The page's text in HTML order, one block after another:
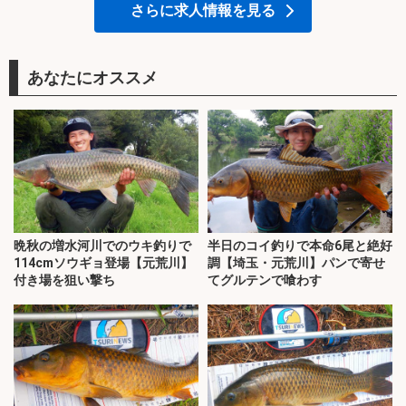
さらに求人情報を見る
あなたにオススメ
晩秋の増水河川でのウキ釣りで
114cmソウギョ登場【元荒川】
付き場を狙い撃ち
半日のコイ釣りで本命6尾と絶好
調【埼玉・元荒川】パンで寄せ
てグルテンで喰わす